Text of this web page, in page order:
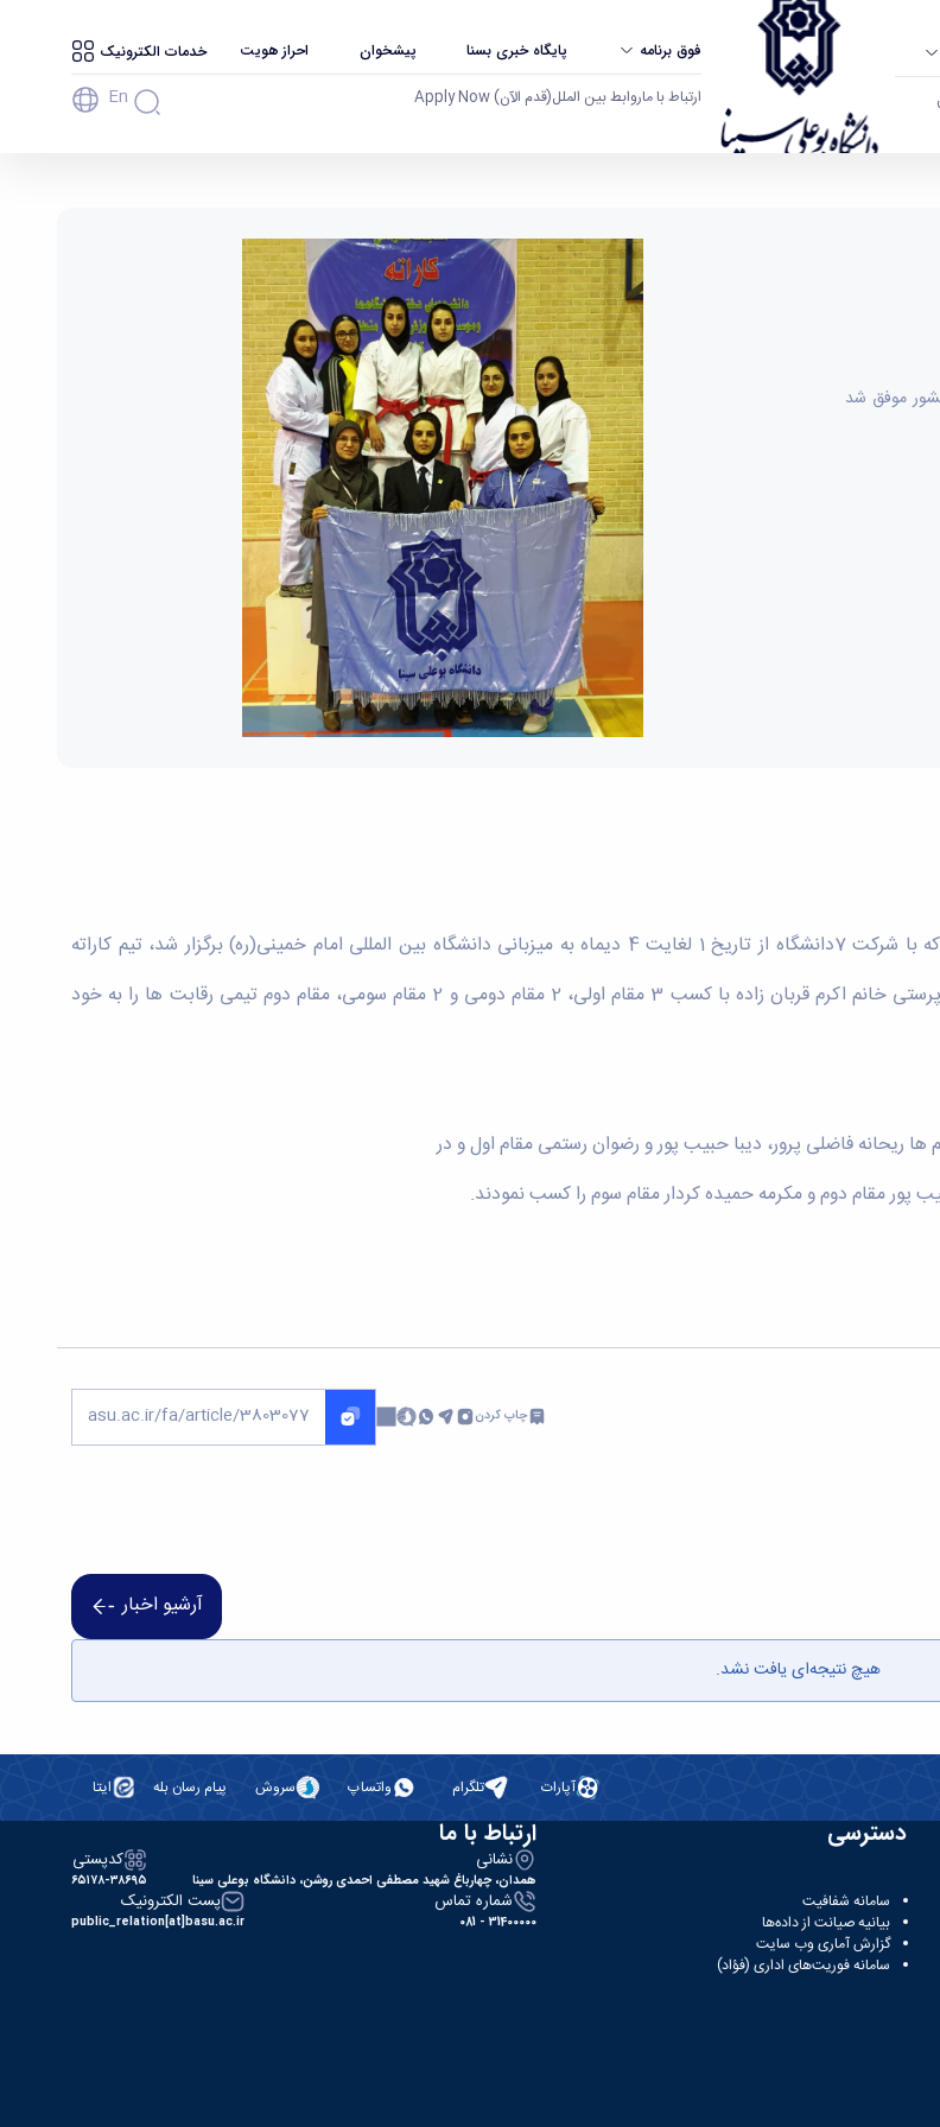
فوق برنامه پایگاه خبری بسنا پیشخوان احراز هویت خدمات الکترونیک
ارتباط با ماروابط بین الملل(قدم الآن) Apply Now En
همدان
دانشجویان دختر دانشگاه های منطقه 4 ورزش کشور موفق شد
در پایان مسابقات کاراته دانشجویان دختر دانشگاه های منطقه 4 ورزش کشور که با شرکت 7دانشگاه از تاریخ 1 لغایت 4 دیماه به میزبانی دانشگاه بین المللی امام خمینی(ره) برگزار شد، تیم کاراته
دانشجویان دختر دانشگاه بوعلی سینا به مربیگری خانم نفیسه آقا محمدی و سرپرستی خانم اکرم قربان زاده با کسب 3 مقام اولی، 2 مقام دومی و 2 مقام سومی، مقام دوم تیمی رقابت ها را به خود
ها ریحانه فاضلی پرور، دیبا حبیب پور و رضوان رستمی مقام اول و در
پور مقام دوم و مکرمه حمیده کردار مقام سوم را کسب نمودند.
چاپ کردن
آرشیو اخبار
هیچ نتیجه‌ای یافت نشد.
آپارات تلگرام واتساپ سروش پیام رسان بله ایتا
دسترسی
سامانه شفافیت
بیانیه صیانت از داده‌ها
گزارش آماری وب‌ سایت
سامانه فوریت‌های اداری (فؤاد)
ارتباط با ما
نشانی
همدان، چهارباغ شهید مصطفی احمدی روشن، دانشگاه بوعلی سینا
کدپستی
۶۵۱۷۸-۳۸۶۹۵
شماره تماس
31400000 - 081
پست الکترونیک
public_relation[at]basu.ac.ir